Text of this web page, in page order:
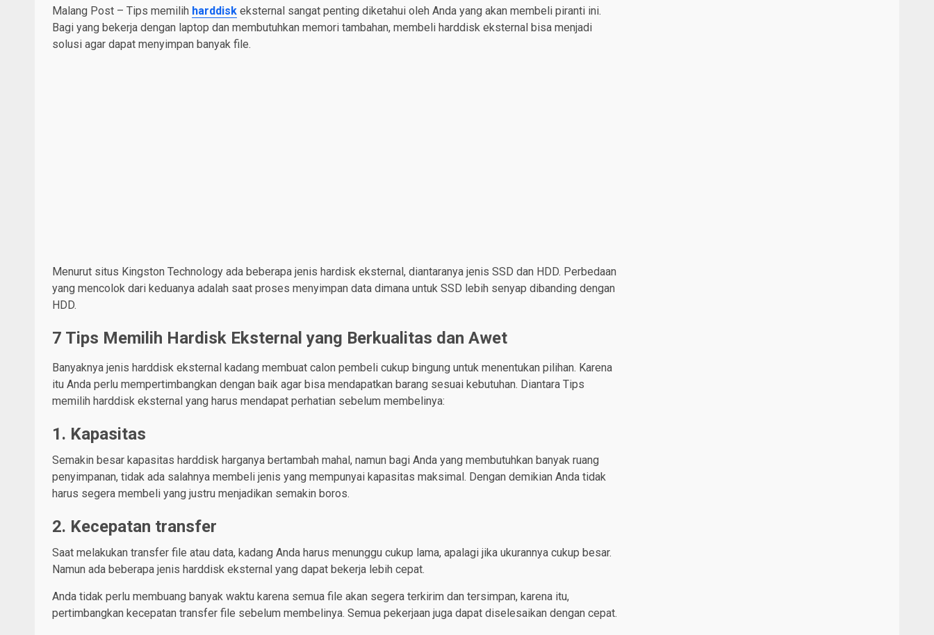
Malang Post – Tips memilih harddisk eksternal sangat penting diketahui oleh Anda yang akan membeli piranti ini.
Bagi yang bekerja dengan laptop dan membutuhkan memori tambahan, membeli harddisk eksternal bisa menjadi
solusi agar dapat menyimpan banyak file.
Menurut situs Kingston Technology ada beberapa jenis hardisk eksternal, diantaranya jenis SSD dan HDD. Perbedaan
yang mencolok dari keduanya adalah saat proses menyimpan data dimana untuk SSD lebih senyap dibanding dengan
HDD.
7 Tips Memilih Hardisk Eksternal yang Berkualitas dan Awet
Banyaknya jenis harddisk eksternal kadang membuat calon pembeli cukup bingung untuk menentukan pilihan. Karena
itu Anda perlu mempertimbangkan dengan baik agar bisa mendapatkan barang sesuai kebutuhan. Diantara Tips
memilih harddisk eksternal yang harus mendapat perhatian sebelum membelinya:
1. Kapasitas
Semakin besar kapasitas harddisk harganya bertambah mahal, namun bagi Anda yang membutuhkan banyak ruang
penyimpanan, tidak ada salahnya membeli jenis yang mempunyai kapasitas maksimal. Dengan demikian Anda tidak
harus segera membeli yang justru menjadikan semakin boros.
2. Kecepatan transfer
Saat melakukan transfer file atau data, kadang Anda harus menunggu cukup lama, apalagi jika ukurannya cukup besar.
Namun ada beberapa jenis harddisk eksternal yang dapat bekerja lebih cepat.
Anda tidak perlu membuang banyak waktu karena semua file akan segera terkirim dan tersimpan, karena itu,
pertimbangkan kecepatan transfer file sebelum membelinya. Semua pekerjaan juga dapat diselesaikan dengan cepat.